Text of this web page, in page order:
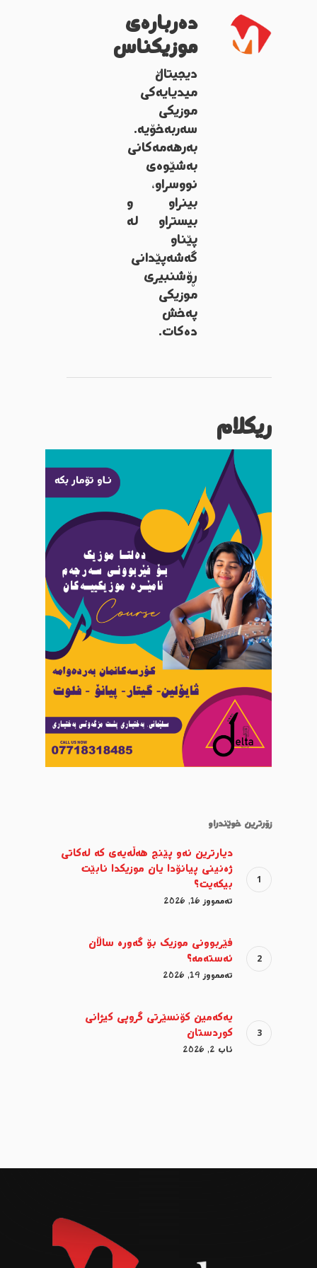
دەربارەی
موزیکناس
دیجیتاڵ
میدیایەکی
موزیکی
سەربەخۆیە.
بەرهەمەکانی
بەشێوەی
نووسراو،
بینراو و
بیستراو لە
پێناو
گەشەپێدانی
ڕۆشنبیری
موزیکی
پەخش
دەکات.
ریکلام
زۆرترین خوێندراو
دیارترین ئەو پێنج هەڵەیەی کە لەکاتی
ژەنینی پیانۆدا یان موزیکدا نابێت
بیکەیت؟
تەممووز 16, 2026
فێربوونی موزیک بۆ گەورە ساڵان
ئەستەمە؟
تەممووز 19, 2026
یەکەمین کۆنسێرتی گروپی کیژانی
کوردستان
ئاب 2, 2026